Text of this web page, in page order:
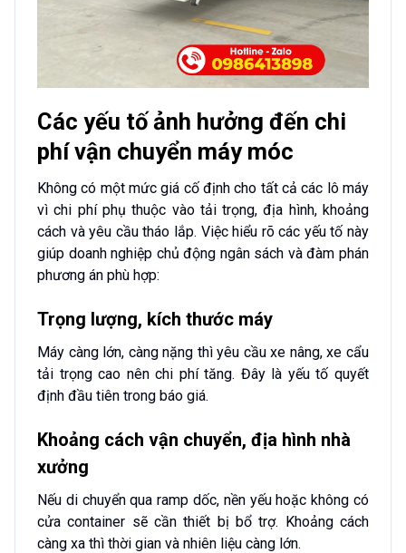
Các yếu tố ảnh hưởng đến chi
phí vận chuyển máy móc
Không có một mức giá cố định cho tất cả các lô máy
vì chi phí phụ thuộc vào tải trọng, địa hình, khoảng
cách và yêu cầu tháo lắp. Việc hiểu rõ các yếu tố này
giúp doanh nghiệp chủ động ngân sách và đàm phán
phương án phù hợp:
Trọng lượng, kích thước máy
Máy càng lớn, càng nặng thì yêu cầu xe nâng, xe cẩu
tải trọng cao nên chi phí tăng. Đây là yếu tố quyết
định đầu tiên trong báo giá.
Khoảng cách vận chuyển, địa hình nhà
xưởng
Nếu di chuyển qua ramp dốc, nền yếu hoặc không có
cửa container sẽ cần thiết bị bổ trợ. Khoảng cách
càng xa thì thời gian và nhiên liệu càng lớn.